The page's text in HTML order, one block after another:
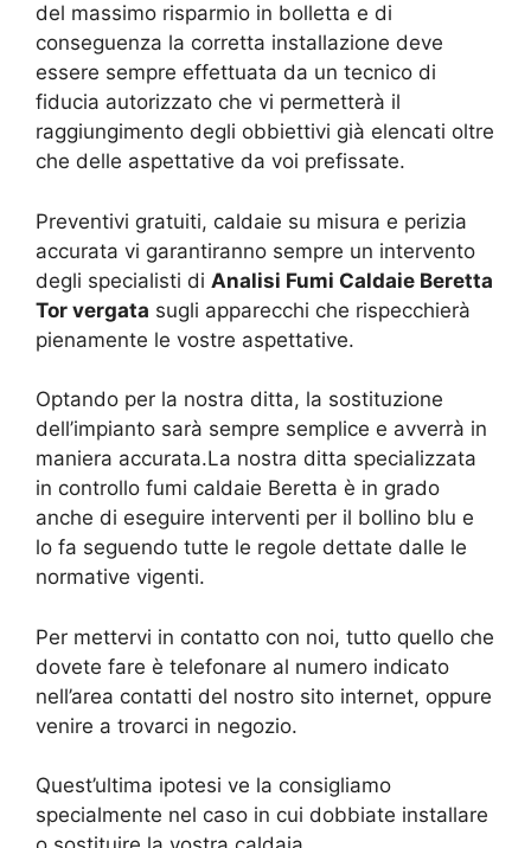
del massimo risparmio in bolletta e di
conseguenza la corretta installazione deve
essere sempre effettuata da un tecnico di
fiducia autorizzato che vi permetterà il
raggiungimento degli obbiettivi già elencati oltre
che delle aspettative da voi prefissate.
Preventivi gratuiti, caldaie su misura e perizia
accurata vi garantiranno sempre un intervento
degli specialisti di Analisi Fumi Caldaie Beretta
Tor vergata sugli apparecchi che rispecchierà
pienamente le vostre aspettative.
Optando per la nostra ditta, la sostituzione
dell’impianto sarà sempre semplice e avverrà in
maniera accurata.La nostra ditta specializzata
in controllo fumi caldaie Beretta è in grado
anche di eseguire interventi per il bollino blu e
lo fa seguendo tutte le regole dettate dalle le
normative vigenti.
Per mettervi in contatto con noi, tutto quello che
dovete fare è telefonare al numero indicato
nell’area contatti del nostro sito internet, oppure
venire a trovarci in negozio.
Quest’ultima ipotesi ve la consigliamo
specialmente nel caso in cui dobbiate installare